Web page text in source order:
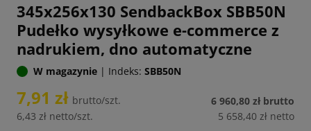
345x256x130 SendbackBox SBB50N
Pudełko wysyłkowe e-commerce z
nadrukiem, dno automatyczne
W magazynie | Indeks: SBB50N
7,91 zł brutto/szt.
6,43 zł netto/szt.
6 960,80 zł brutto
5 658,40 zł netto